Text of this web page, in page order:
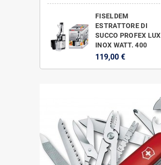
FISELDEM
ESTRATTORE DI
SUCCO PROFEX LUX
INOX WATT. 400
119,00 €